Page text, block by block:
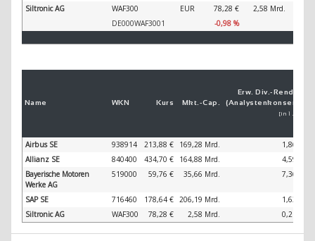
Siltronic AG
WAF300 EUR 78,28 € 2,58 Mrd.
DE000WAF3001
-0,98 %
Name WKN Kurs Mkt.-Cap.
Erw. Div.- Ren­di­te
(Analystenkonsens)
[in 1 Jahr]
Airbus SE 938914 213,88 € 169,28 Mrd.
1,86 %
Allianz SE
840400 434,70 € 164,88 Mrd.
4,59 %
Bayerische Motoren
Werke AG
519000 59,76 € 35,66 Mrd. 7,36 %
SAP SE 716460 178,64 € 206,19 Mrd.
1,63 %
Siltronic AG
WAF300 78,28 € 2,58 Mrd. 0,21 %